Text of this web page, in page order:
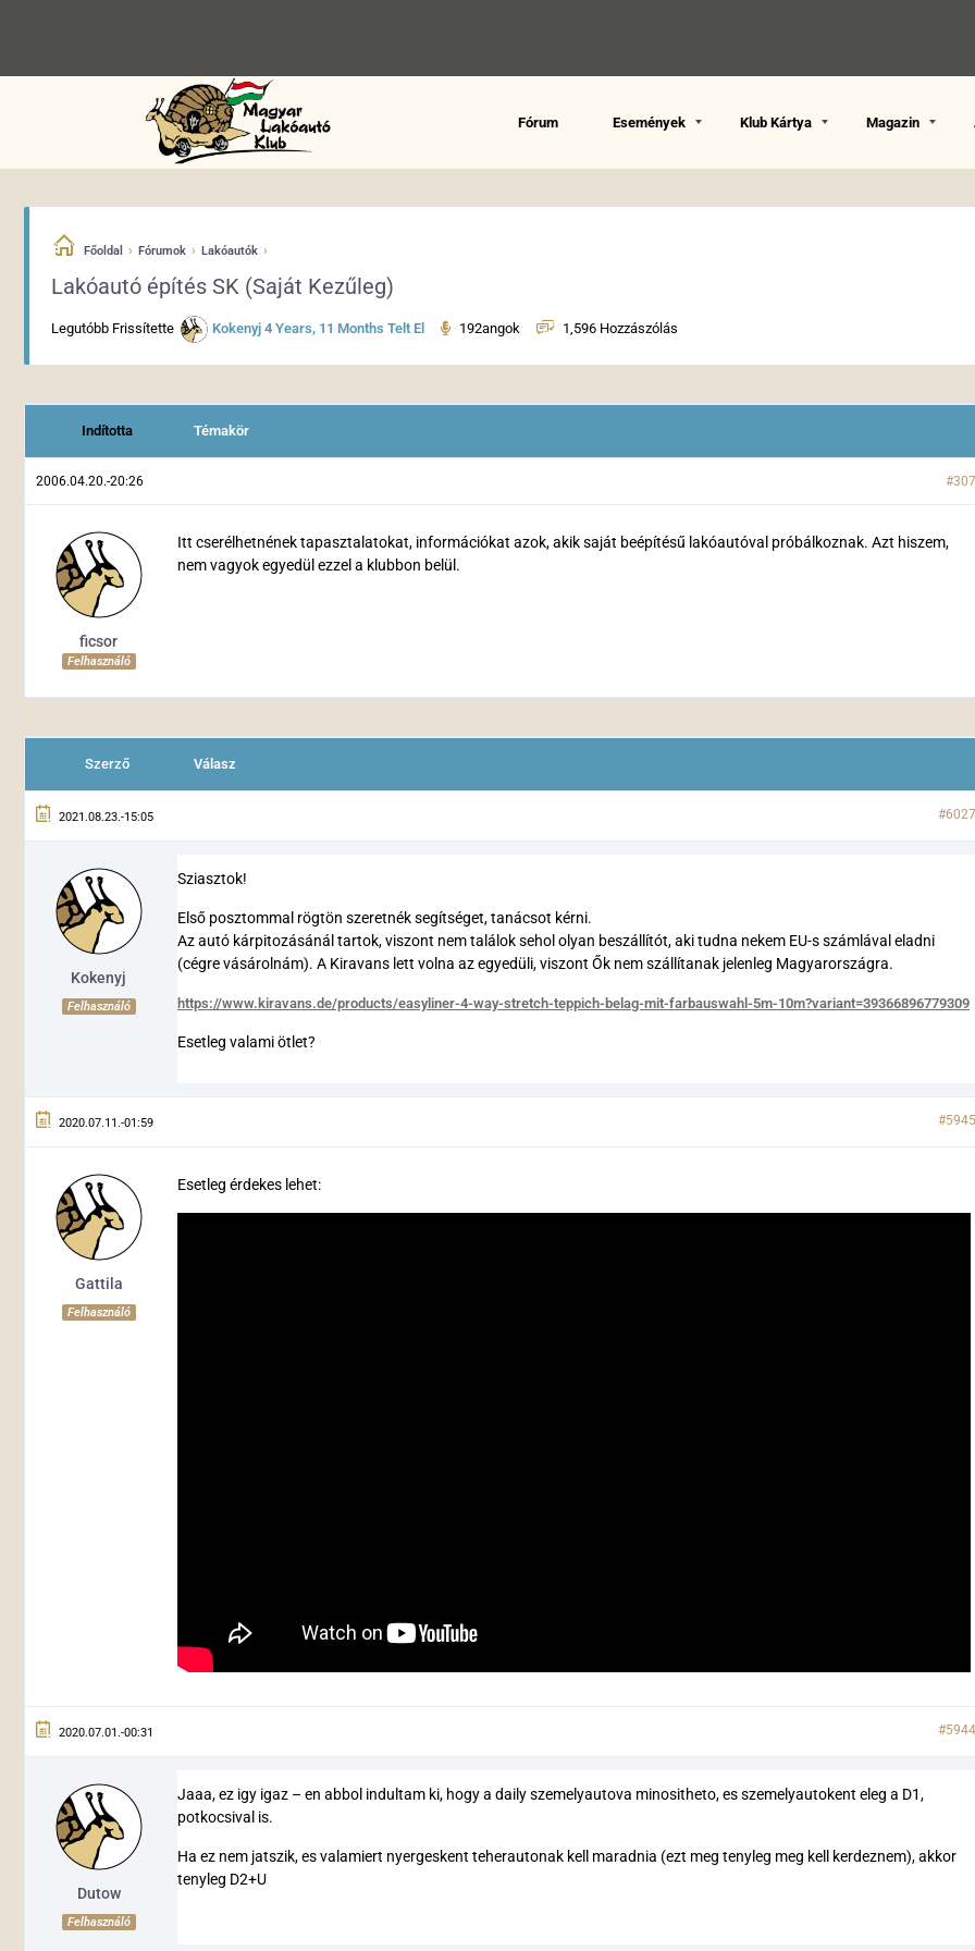
Fórum Események Klub Kártya Magazin
Főoldal › Fórumok › Lakóautók ›
Lakóautó építés SK (Saját Kezűleg)
Legutóbb Frissítette Kokenyj 4 Years, 11 Months Telt El 192angok 1,596 Hozzászólás
Indította Témakör
2006.04.20.-20:26
ficsor
Felhasználó
Itt cserélhetnének tapasztalatokat, információkat azok, akik saját beépítésű lakóautóval próbálkoznak. Azt hiszem,
nem vagyok egyedül ezzel a klubbon belül.
Szerző Válasz
2021.08.23.-15:05
Kokenyj
Felhasználó
Sziasztok!
Első posztommal rögtön szeretnék segítséget, tanácsot kérni.
Az autó kárpitozásánál tartok, viszont nem találok sehol olyan beszállítót, aki tudna nekem EU-s számlával eladni
(cégre vásárolnám). A Kiravans lett volna az egyedüli, viszont Ők nem szállítanak jelenleg Magyarországra.
https://www.kiravans.de/products/easyliner-4-way-stretch-teppich-belag-mit-farbauswahl-5m-10m?variant=39366896779309
Esetleg valami ötlet?
2020.07.11.-01:59
Gattila
Felhasználó
Esetleg érdekes lehet:
2020.07.01.-00:31
Dutow
Felhasználó
Jaaa, ez igy igaz – en abbol indultam ki, hogy a daily szemelyautova minositheto, es szemelyautokent eleg a D1,
potkocsival is.
Ha ez nem jatszik, es valamiert nyergeskent teherautonak kell maradnia (ezt meg tenyleg meg kell kerdeznem), akkor
tenyleg D2+U